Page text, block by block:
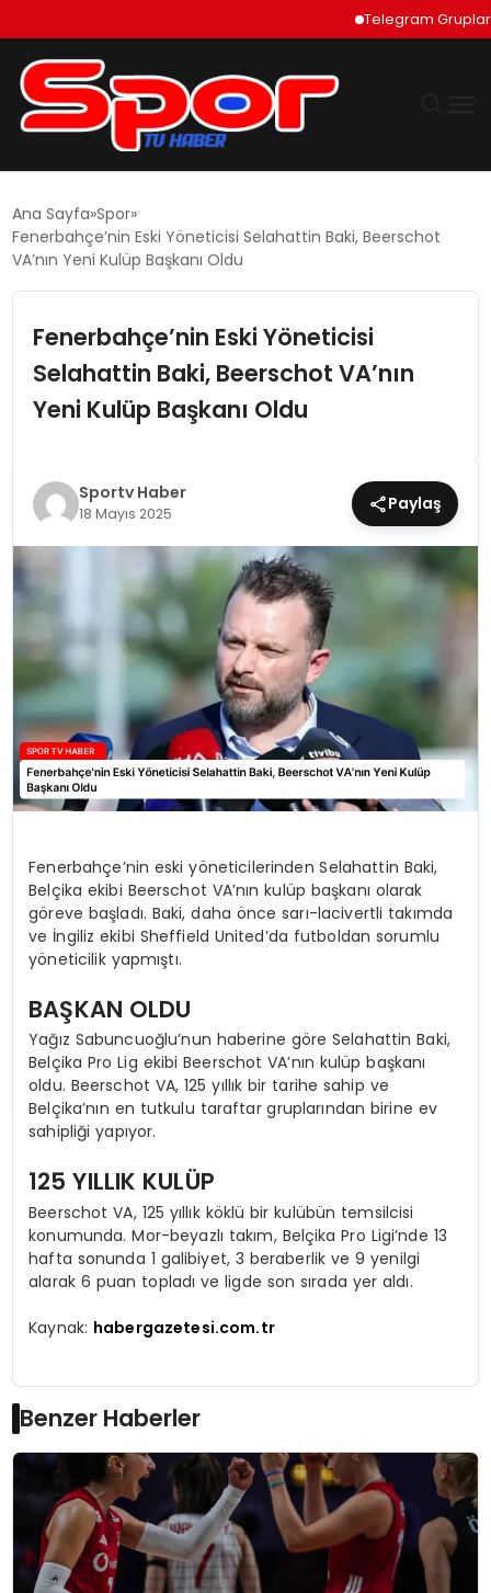
Telegram Grupları
DÜNYA
SIYASET
EĞITIM
MAGAZIN
YAŞAM
Ana Sayfa Spor
Fenerbahçe’nin Eski Yöneticisi Selahattin Baki, Beerschot
VA’nın Yeni Kulüp Başkanı Oldu
Fenerbahçe’nin Eski Yöneticisi
Selahattin Baki, Beerschot VA’nın
Yeni Kulüp Başkanı Oldu
Sportv Haber
18 Mayıs 2025 Paylaş
Fenerbahçe’nin eski yöneticilerinden Selahattin Baki,
Belçika ekibi Beerschot VA’nın kulüp başkanı olarak
göreve başladı. Baki, daha önce sarı-lacivertli takımda
ve İngiliz ekibi Sheffield United’da futboldan sorumlu
yöneticilik yapmıştı.
BAŞKAN OLDU
Yağız Sabuncuoğlu’nun haberine göre Selahattin Baki,
Belçika Pro Lig ekibi Beerschot VA’nın kulüp başkanı
oldu. Beerschot VA, 125 yıllık bir tarihe sahip ve
Belçika’nın en tutkulu taraftar gruplarından birine ev
sahipliği yapıyor.
125 YILLIK KULÜP
Beerschot VA, 125 yıllık köklü bir kulübün temsilcisi
konumunda. Mor-beyazlı takım, Belçika Pro Ligi’nde 13
hafta sonunda 1 galibiyet, 3 beraberlik ve 9 yenilgi
alarak 6 puan topladı ve ligde son sırada yer aldı.
Kaynak: habergazetesi.com.tr
Benzer Haberler